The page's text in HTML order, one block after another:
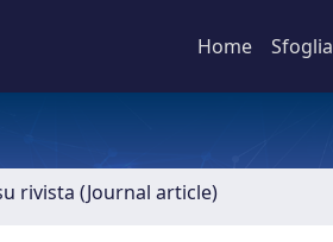
Home Sfoglia
rivista (Journal article)